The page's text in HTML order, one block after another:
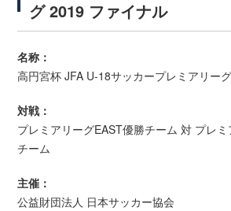
グ 2019 ファイナル
名称：
高円宮杯 JFA U-18サッカープレミアリー
対戦：
プレミアリーグEAST優勝チーム 対 プレ
チーム
主催：
公益財団法人 日本サッカー協会